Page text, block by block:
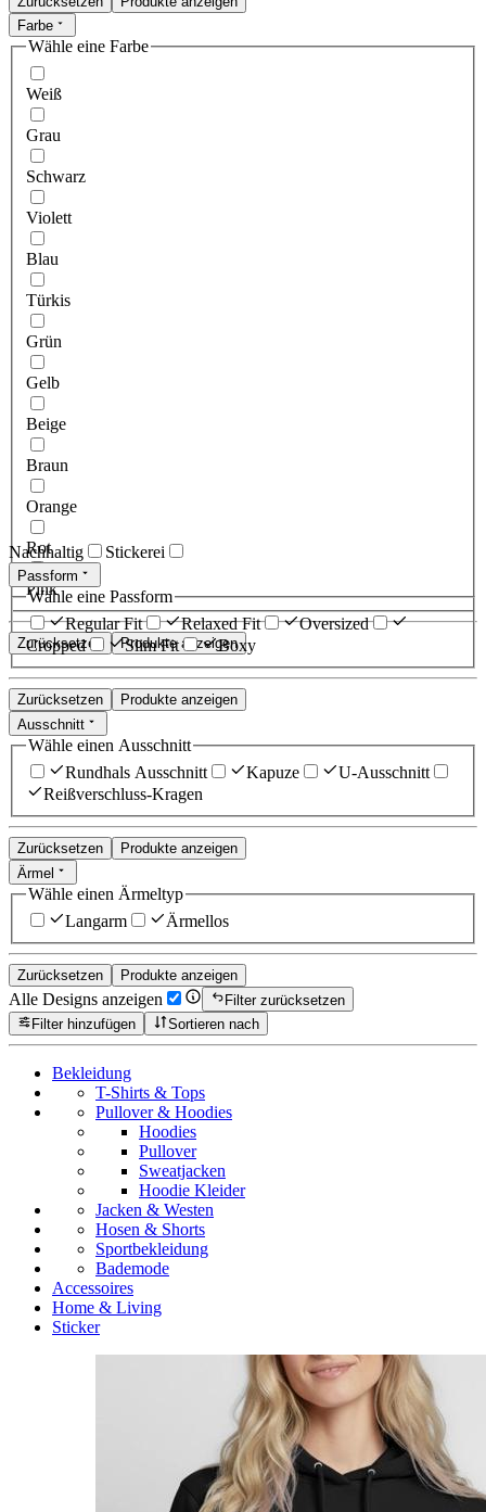
Farbe
Wähle eine Farbe
Weiß
Grau
Schwarz
Violett
Blau
Türkis
Grün
Gelb
Beige
Braun
Orange
Rot
Pink
Zurücksetzen Produkte anzeigen
Nachhaltig Stickerei
Passform
Wähle eine Passform
Regular Fit
Relaxed Fit
Oversized
Cropped
Slim Fit Boxy
Zurücksetzen
Produkte anzeigen
Ausschnitt
Wähle einen Ausschnitt
Rundhals Ausschnitt
Kapuze
U-Ausschnitt
Reißverschluss-Kragen
Zurücksetzen
Produkte anzeigen
Ärmel
Wähle einen Ärmeltyp
Langarm
Ärmellos
Zurücksetzen Produkte anzeigen
Alle Designs anzeigen
Filter zurücksetzen
Filter hinzufügen
Sortieren nach
Bekleidung
T-Shirts & Tops
Pullover & Hoodies
Hoodies
Pullover
Sweatjacken
Hoodie Kleider
Jacken & Westen
Hosen & Shorts
Sportbekleidung
Bademode
Accessoires
Home & Living
Sticker